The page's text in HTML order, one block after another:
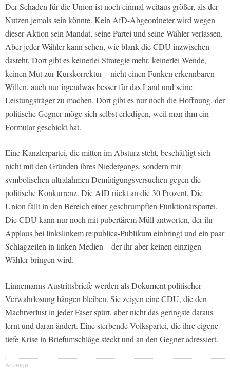
Der Schaden für die Union ist noch einmal weitaus größer, als der
Nutzen jemals sein könnte. Kein AfD-Abgeordneter wird wegen
dieser Aktion sein Mandat, seine Partei und seine Wähler verlassen.
Aber jeder Wähler kann sehen, wie blank die CDU inzwischen
dasteht. Dort gibt es keinerlei Strategie mehr, keinerlei Wende,
keinen Mut zur Kurskorrektur – nicht einen Funken erkennbaren
Willen, auch nur irgendwas besser für das Land und seine
Leistungsträger zu machen. Dort gibt es nur noch die Hoffnung, der
politische Gegner möge sich selbst erledigen, weil man ihm ein
Formular geschickt hat.
Eine Kanzlerpartei, die mitten im Absturz steht, beschäftigt sich
nicht mit den Gründen ihres Niedergangs, sondern mit
symbolischen ultralahmen Demütigungsversuchen gegen die
politische Konkurrenz. Die AfD rückt an die 30 Prozent. Die
Union fällt in den Bereich einer geschrumpften Funktionärspartei.
Die CDU kann nur noch mit pubertärem Müll antworten, der ihr
Applaus bei linkslinkem re:publica-Publikum einbringt und ein paar
Schlagzeilen in linken Medien – der ihr aber keinen einzigen
Wähler bringen wird.
Linnemanns Austrittsbriefe werden als Dokument politischer
Verwahrlosung hängen bleiben. Sie zeigen eine CDU, die den
Machtverlust in jeder Faser spürt, aber nicht das geringste daraus
lernt und daran ändert. Eine sterbende Volkspartei, die ihre eigene
tiefe Krise in Briefumschläge steckt und an den Gegner adressiert.
Anzeige